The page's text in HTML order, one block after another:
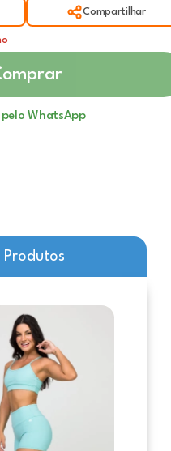
Compartilhar
WhatsApp
Produtos